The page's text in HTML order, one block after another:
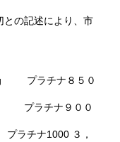
との記述により、市
プラチナ８５０
プラチナ９００
ラチナ1000 ３，